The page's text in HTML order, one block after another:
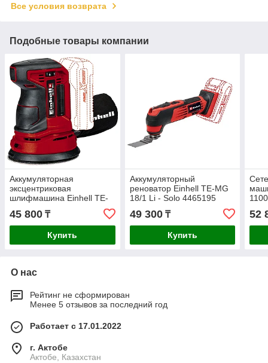
Все условия возврата
Подобные товары компании
Аккумуляторная
эксцентриковая
шлифмашина Einhell TE-
RS 18 Li-Solo 4462010
45 800 ₸
Купить
Аккумуляторный
реноватор Einhell TE-MG
18/1 Li - Solo 4465195
49 300₸
Купить
52
О нас
Рейтинг не сформирован
Менее 5 отзывов за последний год
Работает с 17.01.2022
г. Актобе
Актобе, Казахстан